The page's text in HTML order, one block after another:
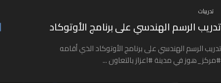
تدريبات
تدريب الرسم الهندسي على برنامج الأوتوكاد
تدريب الرسم الهندسي على برنامج الأوتوكاد الذي أقامه
#مركز_هوز في مدينة #اعزاز بالتعاون ...